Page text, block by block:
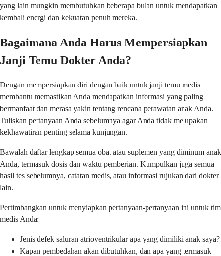
yang lain mungkin membutuhkan beberapa bulan untuk mendapatkan
kembali energi dan kekuatan penuh mereka.
Bagaimana Anda Harus Mempersiapkan
Janji Temu Dokter Anda?
Dengan mempersiapkan diri dengan baik untuk janji temu medis
membantu memastikan Anda mendapatkan informasi yang paling
bermanfaat dan merasa yakin tentang rencana perawatan anak Anda.
Tuliskan pertanyaan Anda sebelumnya agar Anda tidak melupakan
kekhawatiran penting selama kunjungan.
Bawalah daftar lengkap semua obat atau suplemen yang diminum anak
Anda, termasuk dosis dan waktu pemberian. Kumpulkan juga semua
hasil tes sebelumnya, catatan medis, atau informasi rujukan dari dokter
lain.
Pertimbangkan untuk menyiapkan pertanyaan-pertanyaan ini untuk tim
medis Anda:
Jenis defek saluran atrioventrikular apa yang dimiliki anak saya?
Kapan pembedahan akan dibutuhkan, dan apa yang termasuk